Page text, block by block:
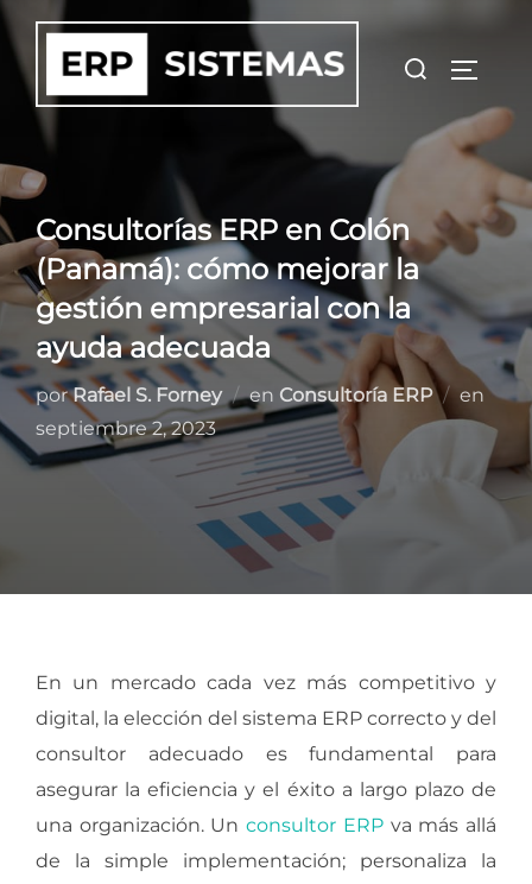
Saltar
al
contenido
Buscar:
Consultorías ERP en Colón
(Panamá): cómo mejorar la
gestión empresarial con la
ayuda adecuada
porRafael S. Forney en Consultoría ERP en
el
septiembre 2, 2023
En un mercado cada vez más competitivo y
digital, la elección del sistema ERP correcto y del
consultor adecuado es fundamental para
asegurar la eficiencia y el éxito a largo plazo de
una organización. Unconsultor ERPva más allá
de la simple implementación; personaliza la